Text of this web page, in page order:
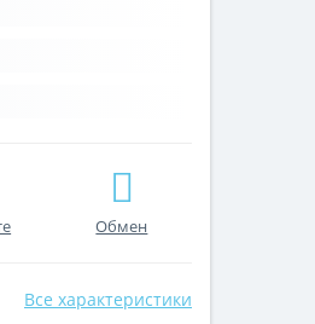
Обмен
Все характеристики